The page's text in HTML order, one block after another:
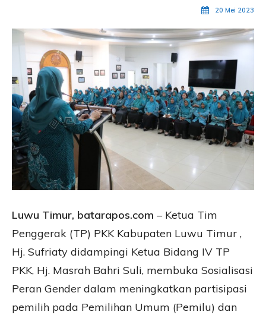
20 Mei 2023
Luwu Timur, batarapos.com – Ketua Tim
Penggerak (TP) PKK Kabupaten Luwu Timur ,
Hj. Sufriaty didampingi Ketua Bidang IV TP
PKK, Hj. Masrah Bahri Suli, membuka Sosialisasi
Peran Gender dalam meningkatkan partisipasi
pemilih pada Pemilihan Umum (Pemilu) dan